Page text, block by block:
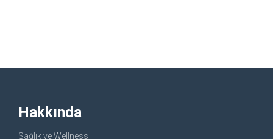
Hakkında
Sağlık ve Wellness